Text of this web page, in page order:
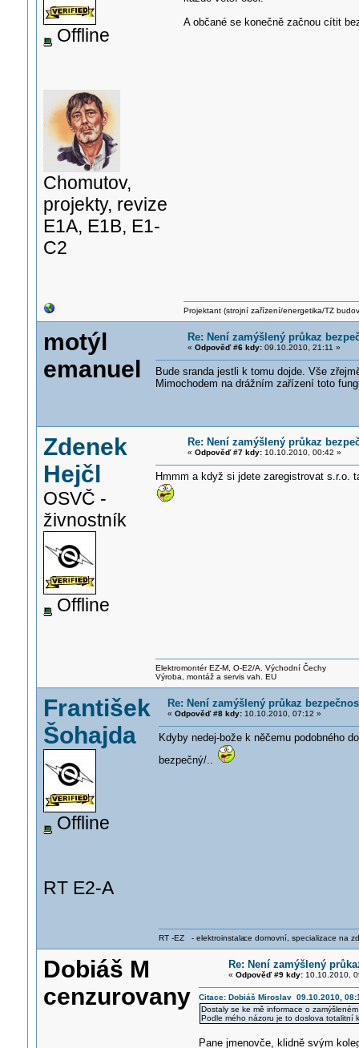
Offline
Chomutov,
projekty, revize
E1A, E1B, E1-
C2
A občané se konečně začnou cítit
Projektant (strojní zařízení/energetika/TZ
motýl
emanuel
Re: Není zamýšlený průkaz
« Odpověď #6 kdy:09.10.2010, 21:11 »
Bude sranda jestli k tomu dojde. Vše
Mimochodem na drážním zařízení toto
Zdenek
Hejčl
OSVČ -
živnostník
Offline
Re: Není zamýšlený průkaz
« Odpověď #7 kdy:10.10.2010, 00:42 »
Hmmm a když si jdete zaregistrovat
Elektromontér EZ-M, O-E2/A. Východní Čechy
Výroba, montáž a servis vah. EU
František
Šohajda
Offline
RT E2-A
Re: Není zamýšlený průkaz
« Odpověď #8 kdy:10.10.2010, 07:12 »
Kdyby nedej-bože k něčemu podobného
bezpečný/..
RT -EZ - elektroinstalace domovní, specializace na
Dobiáš M
cenzurovany
Re: Není zamýšlený
« Odpověď #9 kdy:10.10.2010,
Citace: Dobiáš Miroslav 09.10.2010,
Dostaly se ke mě informace o
Podle mého názoru je to doslova totalitní
Pane jmenovče, klidně svým